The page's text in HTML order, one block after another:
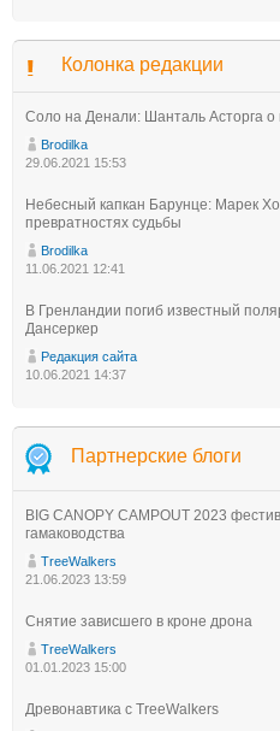
Колонка редакции
Соло на Денали: Шанталь Асторга
Brodilka
29.06.2021 15:53
Небесный капкан Барунце: Марек
превратностях судьбы
Brodilka
11.06.2021 12:41
В Гренландии погиб известный
Дансеркер
Редакция сайта
10.06.2021 14:37
Партнерские блоги
BIG CANOPY CAMPOUT 2023
гамаководства
TreeWalkers
21.06.2023 13:59
Снятие зависшего в кроне дрона
TreeWalkers
01.01.2023 15:00
Древонавтика с TreeWalkers